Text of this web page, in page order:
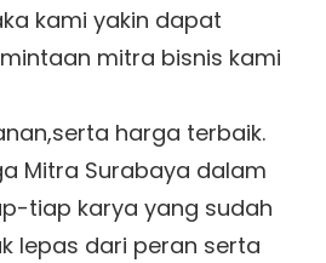
kami yakin dapat
mitra bisnis kami
harga terbaik.
Mitra Surabaya dalam
tiap karya yang sudah
lepas dari peran serta